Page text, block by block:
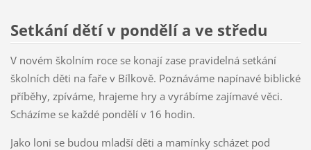
Setkání dětí v pondělí a ve středu
V novém školním roce se konají zase pravidelná setkání
školních děti na faře v Bílkově. Poznáváme napínavé biblické
příběhy, zpíváme, hrajeme hry a vyrábíme zajímavé věci.
Scházíme se každé pondělí v 16 hodin.
Jako loni se budou mladší děti a mamínky scházet pod